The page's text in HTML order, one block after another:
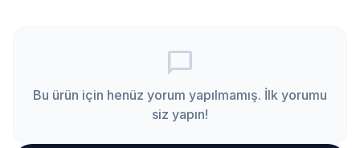
chat_bubble_outline
Bu ürün için henüz yorum yapılmamış. İlk yorumu
siz yapın!